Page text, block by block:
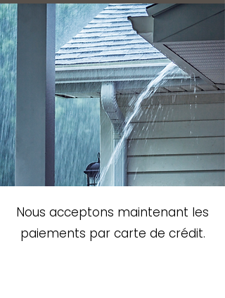
Nous acceptons maintenant les
paiements par carte de crédit.